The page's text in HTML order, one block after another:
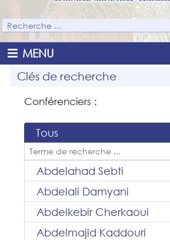
MENU
Clés de recherche
Conférenciers :
Tous
Abdelahad Sebti
Abdelali Damyani
Abdelkebir Cherkaoui
Abdelmajid Kaddouri